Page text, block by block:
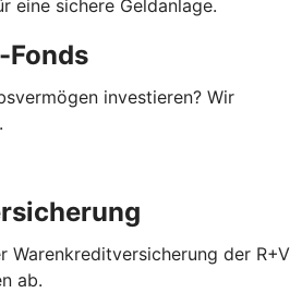
eine sichere Geldanlage.
Fonds
investieren? Wir
Warenkreditversicherung der R+V
ab.